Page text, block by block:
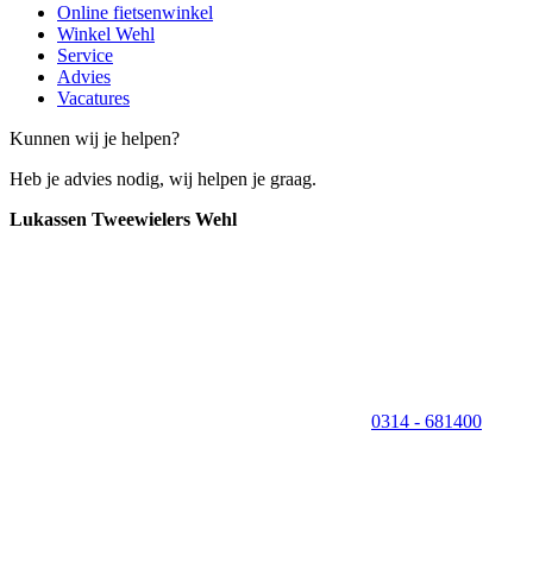
Online fietsenwinkel
Winkel Wehl
Service
Advies
Vacatures
Kunnen wij je helpen?
Heb je advies nodig, wij helpen je graag.
Lukassen Tweewielers Wehl
0314 - 681400